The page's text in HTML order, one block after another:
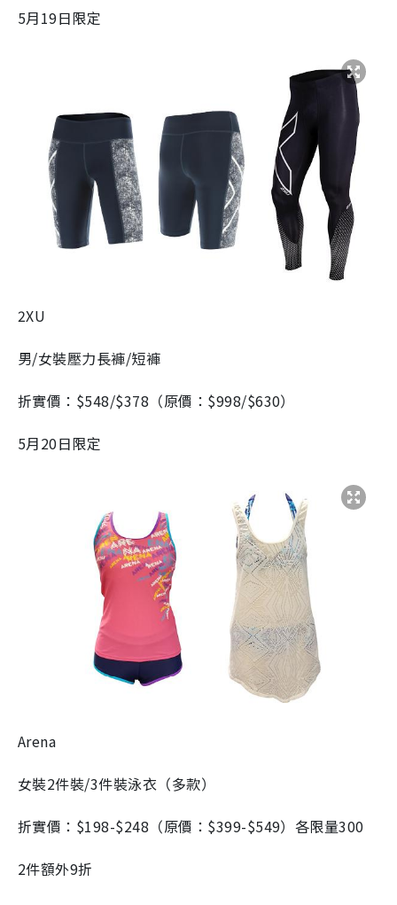
5月19日限定
2XU
男/女裝壓力長褲/短褲
折實價：$548/$378（原價：$998/$630）
5月20日限定
Arena
女裝2件裝/3件裝泳衣（多款）
折實價：$198-$248（原價：$399-$549）各限量300
2件額外9折